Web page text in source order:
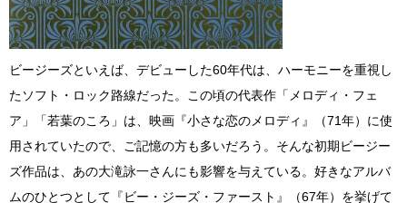
ビージーズといえば、デビューした60年代は、ハーモニーを重視し
たソフト・ロック路線だった。この頃の代表作「メロディ・フェ
ア」「若葉のころ」は、映画『小さな恋のメロディ』（71年）に使
用されていたので、ご記憶の方も多いだろう。そんな初期ビージー
ズ作品は、あの大滝詠一さんにも影響を与えている。好きなアルバ
ムのひとつとして『ビー・ジーズ・ファースト』（67年）を挙げて